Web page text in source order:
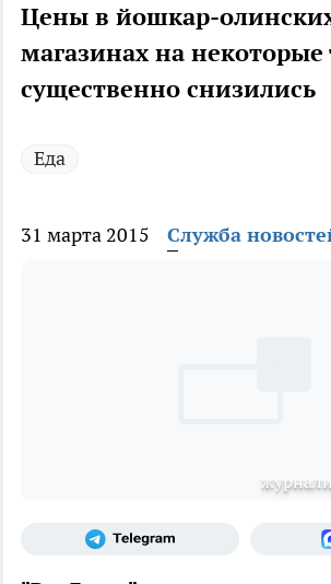
Цены в йошкар-
магазинах на некоторые
существенно снизились
Еда
31 марта 2015 Служба